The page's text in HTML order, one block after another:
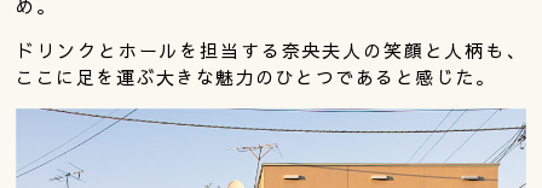
め。
ドリンクとホールを担当する奈央夫人の笑顔と人柄も、
ここに足を運ぶ大きな魅力のひとつであると感じた。